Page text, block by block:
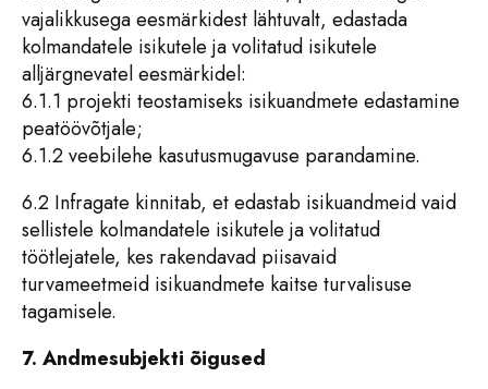
vajalikkusega eesmärkidest lähtuvalt, edastada
kolmandatele isikutele ja volitatud isikutele
alljärgnevatel eesmärkidel:
6.1.1 projekti teostamiseks isikuandmete edastamine
peatöövõtjale;
6.1.2 veebilehe kasutusmugavuse parandamine.
6.2 Infragate kinnitab, et edastab isikuandmeid vaid
sellistele kolmandatele isikutele ja volitatud
töötlejatele, kes rakendavad piisavaid
turvameetmeid isikuandmete kaitse turvalisuse
tagamisele.
7. Andmesubjekti õigused